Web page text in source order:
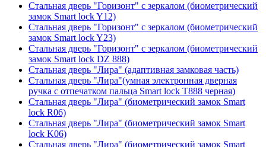
Стальная дверь "Горизонт" с зеркалом (биометрический
замок Smart lock Y12)
Стальная дверь "Горизонт" с зеркалом (биометрический
замок Smart lock Y23)
Стальная дверь "Горизонт" с зеркалом (биометрический
замок Smart lock DZ 888)
Стальная дверь "Лира" (адаптивная замковая часть)
Стальная дверь "Лира"(умная электронная дверная
ручка с отпечатком пальца Smart lock T888 черная)
Стальная дверь "Лира" (биометрический замок Smart
lock R06)
Стальная дверь "Лира" (биометрический замок Smart
lock K06)
Стальная дверь "Лира" (биометрический замок Smart